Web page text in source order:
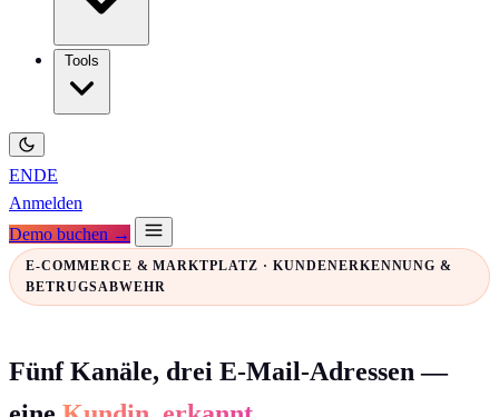
ENDE
Anmelden
Demo buchen →
E-COMMERCE & MARKTPLATZ · KUNDENERKENNUNG &
BETRUGSABWEHR
Fünf Kanäle, drei E-Mail-Adressen —